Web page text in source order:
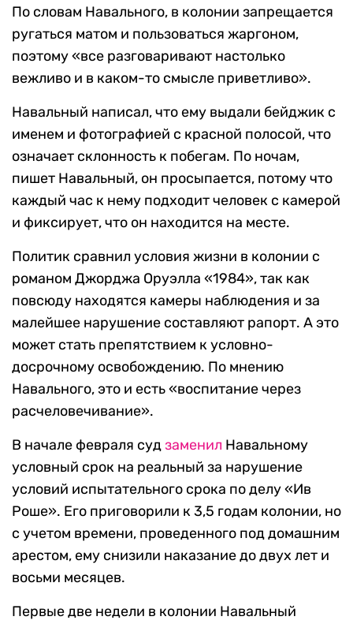
По словам Навального, в колонии запрещается
ругаться матом и пользоваться жаргоном,
поэтому «все разговаривают настолько
вежливо и в каком-то смысле приветливо».
Навальный написал, что ему выдали бейджик с
именем и фотографией с красной полосой, что
означает склонность к побегам. По ночам,
пишет Навальный, он просыпается, потому что
каждый час к нему подходит человек с камерой
и фиксирует, что он находится на месте.
Политик сравнил условия жизни в колонии с
романом Джорджа Оруэлла «1984», так как
повсюду находятся камеры наблюдения и за
малейшее нарушение составляют рапорт. А это
может стать препятствием к условно-
досрочному освобождению. По мнению
Навального, это и есть «воспитание через
расчеловечивание».
В начале февраля судзаменил Навальному
условный срок на реальный за нарушение
условий испытательного срока по делу «Ив
Роше». Его приговорили к 3,5 годам колонии, но
с учетом времени, проведенного под домашним
арестом, ему снизили наказание до двух лет и
восьми месяцев.
Первые две недели в колонии Навальный